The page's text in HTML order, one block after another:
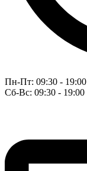
Пн-Пт: 09:30 - 19:00
Сб-Вс: 09:30 - 19:00